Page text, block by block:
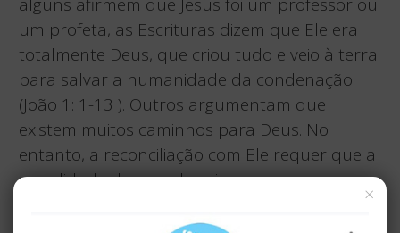
um profeta, as Escrituras dizem que Ele era
totalmente Deus, que criou tudo e veio à terra
para salvar a humanidade da condenação
(João 1: 1-13 ). Outros argumentam que
existem muitos caminhos para Deus. No
entanto, a reconciliação com Ele requer que a
penalidade do pecado seja paga
integralmente por alguém que é sem pecado.
×